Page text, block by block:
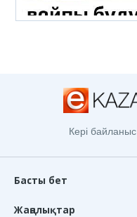
Кері байланыс
Басты бет
Жаңалықтар